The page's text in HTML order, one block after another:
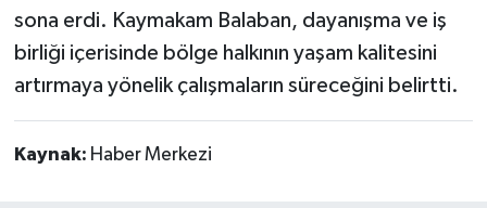
sona erdi. Kaymakam Balaban, dayanışma ve iş
birliği içerisinde bölge halkının yaşam kalitesini
artırmaya yönelik çalışmaların süreceğini belirtti.
Kaynak: Haber Merkezi